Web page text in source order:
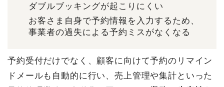
ダブルブッキングが起こりにくい
お客さま自身で予約情報を入力するため、
事業者の過失による予約ミスがなくなる
予約受付だけでなく、顧客に向けて予約のリマイン
ドメールも自動的に行い、売上管理や集計といった